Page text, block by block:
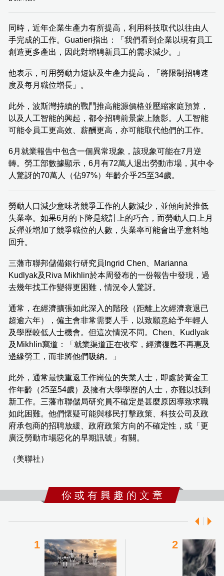
同時，近年企業生產力有所提高，利用科技取代以往由人
手完成的工作。Guatieri指出：「我們看到企業以現有員工
創造更多產出，因此對增聘新員工的需求減少。」
他表示，可用勞動力短缺及生產力提高，「將限制招聘速
度及每月職位增長」。
此外，波斯灣持續的戰鬥推高能源價格並壓縮家庭預算，
以及人工智能的興起，都令招聘前景蒙上陰影。人工智能
可能令員工更高效、薪酬更高，亦可能取代他們的工作。
6月就業報告中包含一個異常現象，該現象可能在7月逆
轉。勞工部數據顯示，6月有72萬人退出勞動市場，其中令
人驚訝的70萬人（佔97%）年齡介乎25至34歲。
勞動人口減少意味著競爭工作的人數減少，並傾向於推低
失業率。如果6月的下降是統計上的巧合，而勞動人口上月
反彈並增加了競爭職位的人數，失業率可能會出乎意料地
回升。
三藩市聯邦儲備銀行研究員Ingrid Chen、Marianna
Kudlyak及Riva Mikhlin於本周發布的一份報告中發現，過
去幾年找工作變得更困難，情況令人驚訝。
通常，在經濟擴張如此深入的階段（距離上次經濟衰退已
超逾六年），僱主會非常需要人手，以致願意給予年輕人
及學歷較低人士機會。但這次情況不同。Chen、Kudlyak
及Mikhlin寫道：「就業渠道正在收窄，經濟復甦不再惠及
邊緣勞工，而非將他們吸納。」
此外，通常最快重返工作崗位的失業人士，即處於黃金工
作年齡（25至54歲）及擁有大學學歷的人士，亦難以找到
新工作。三藩市聯儲局研究員不確定是甚麼原因導致求職
如此困難。他們懷疑可能與移民打擊政策、科技公司及政
府承包商的招聘放緩、政府政策方向的不確定性，或「更
廣泛勞動市場惡化的早期訊號」有關。
（美聯社）
你 或 有 興 趣 的 文 章